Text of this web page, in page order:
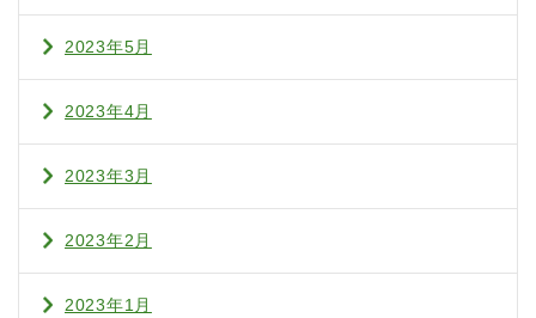
2023年5月
2023年4月
2023年3月
2023年2月
2023年1月